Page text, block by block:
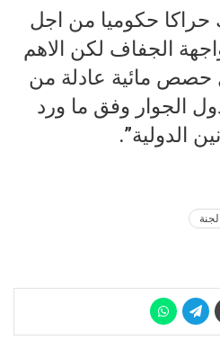
حراكا حكوميا من اجل
الجفاف لكن الاهم
حصص مائية عادلة من
الجوار وفق ما ورد
الدولية”.
لجنة